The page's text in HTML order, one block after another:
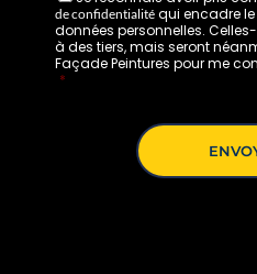
de confidentialité qui encadre
données personnelles.
à des tiers, mais seront
Façade Peintures pour me
*